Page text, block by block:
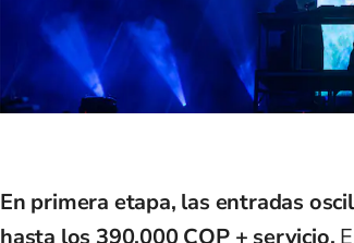
En primera etapa, las entradas
hasta los 390.000 COP + servicio.